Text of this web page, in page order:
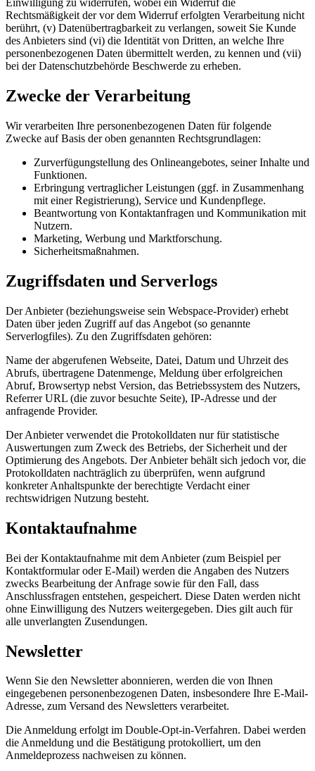
Einwilligung zu widerrufen, wobei ein Widerruf die
Rechtsmäßigkeit der vor dem Widerruf erfolgten Verarbeitung nicht
berührt, (v) Datenübertragbarkeit zu verlangen, soweit Sie Kunde
des Anbieters sind (vi) die Identität von Dritten, an welche Ihre
personenbezogenen Daten übermittelt werden, zu kennen und (vii)
bei der Datenschutzbehörde Beschwerde zu erheben.
Zwecke der Verarbeitung
Wir verarbeiten Ihre personenbezogenen Daten für folgende
Zwecke auf Basis der oben genannten Rechtsgrundlagen:
Zurverfügungstellung des Onlineangebotes, seiner Inhalte und
Funktionen.
Erbringung vertraglicher Leistungen (ggf. in Zusammenhang
mit einer Registrierung), Service und Kundenpflege.
Beantwortung von Kontaktanfragen und Kommunikation mit
Nutzern.
Marketing, Werbung und Marktforschung.
Sicherheitsmaßnahmen.
Zugriffsdaten und Serverlogs
Der Anbieter (beziehungsweise sein Webspace-Provider) erhebt
Daten über jeden Zugriff auf das Angebot (so genannte
Serverlogfiles). Zu den Zugriffsdaten gehören:
Name der abgerufenen Webseite, Datei, Datum und Uhrzeit des
Abrufs, übertragene Datenmenge, Meldung über erfolgreichen
Abruf, Browsertyp nebst Version, das Betriebssystem des Nutzers,
Referrer URL (die zuvor besuchte Seite), IP-Adresse und der
anfragende Provider.
Der Anbieter verwendet die Protokolldaten nur für statistische
Auswertungen zum Zweck des Betriebs, der Sicherheit und der
Optimierung des Angebots. Der Anbieter behält sich jedoch vor, die
Protokolldaten nachträglich zu überprüfen, wenn aufgrund
konkreter Anhaltspunkte der berechtigte Verdacht einer
rechtswidrigen Nutzung besteht.
Kontaktaufnahme
Bei der Kontaktaufnahme mit dem Anbieter (zum Beispiel per
Kontaktformular oder E-Mail) werden die Angaben des Nutzers
zwecks Bearbeitung der Anfrage sowie für den Fall, dass
Anschlussfragen entstehen, gespeichert. Diese Daten werden nicht
ohne Einwilligung des Nutzers weitergegeben. Dies gilt auch für
alle unverlangten Zusendungen.
Newsletter
Wenn Sie den Newsletter abonnieren, werden die von Ihnen
eingegebenen personenbezogenen Daten, insbesondere Ihre E-Mail-
Adresse, zum Versand des Newsletters verarbeitet.
Die Anmeldung erfolgt im Double-Opt-in-Verfahren. Dabei werden
die Anmeldung und die Bestätigung protokolliert, um den
Anmeldeprozess nachweisen zu können.